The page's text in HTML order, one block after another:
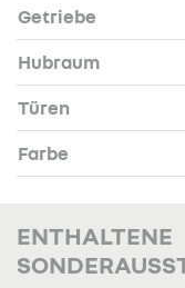
Getriebe
Hubraum
Türen
Farbe
ENTHALTENE